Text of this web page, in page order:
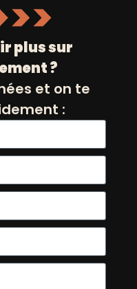
12h00
Marseille
plus sur
?
et on te
: